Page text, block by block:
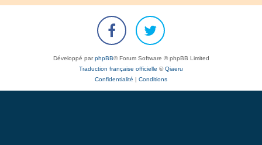
h
Développé parphpBB® Forum Software © phpBB Limited
Traduction française officielle ©Qiaeru
Confidentialité
Conditions